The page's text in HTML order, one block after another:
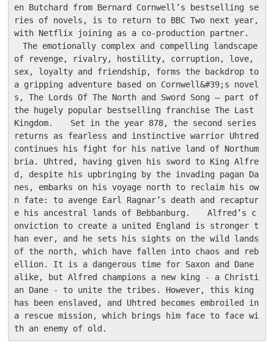
en Butchard from Bernard Cornwell’s bestselling se
ries of novels, is to return to BBC Two next year,
with Netflix joining as a co-production partner.
The emotionally complex and compelling landscape
of revenge, rivalry, hostility, corruption, love,
sex, loyalty and friendship, forms the backdrop to
a gripping adventure based on Cornwell&#39;s novel
s, The Lords Of The North and Sword Song – part of
the hugely popular bestselling franchise The Last
Kingdom.　　Set in the year 878, the second series
returns as fearless and instinctive warrior Uhtred
continues his fight for his native land of Northum
bria. Uhtred, having given his sword to King Alfre
d, despite his upbringing by the invading pagan Da
nes, embarks on his voyage north to reclaim his ow
n fate: to avenge Earl Ragnar’s death and recaptur
e his ancestral lands of Bebbanburg.　　Alfred’s c
onviction to create a united England is stronger t
han ever, and he sets his sights on the wild lands
of the north, which have fallen into chaos and reb
ellion. It is a dangerous time for Saxon and Dane
alike, but Alfred champions a new king - a Christi
an Dane - to unite the tribes. However, this king
has been enslaved, and Uhtred becomes embroiled in
a rescue mission, which brings him face to face wi
th an enemy of old.